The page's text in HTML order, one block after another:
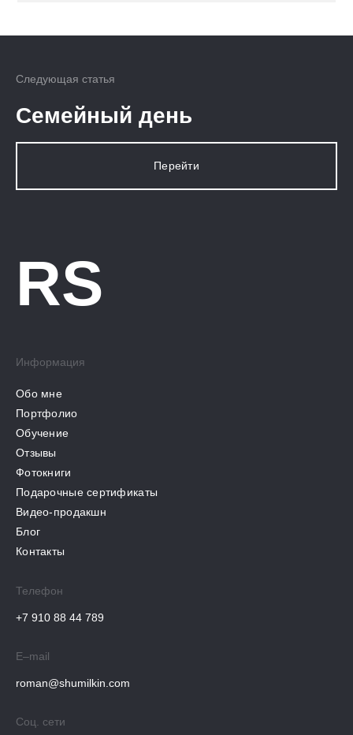
Следующая статья
Семейный день
Перейти
RS
Информация
Обо мне
Портфолио
Обучение
Отзывы
Фотокниги
Подарочные сертификаты
Видео-продакшн
Блог
Контакты
Телефон
+7 910 88 44 789
E–mail
roman@shumilkin.com
Соц. сети